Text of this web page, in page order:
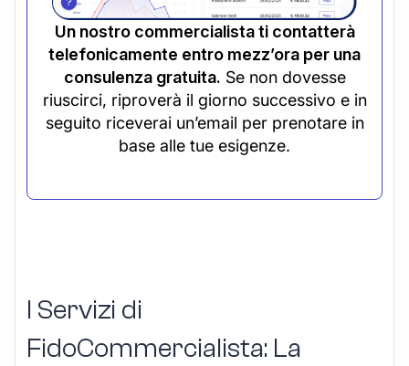
Un nostro commercialista ti contatterà
telefonicamente entro mezz’ora per una
consulenza gratuita. Se non dovesse
riuscirci, riproverà il giorno successivo e in
seguito riceverai un’email per prenotare in
base alle tue esigenze.
I Servizi di
FidoCommercialista: La